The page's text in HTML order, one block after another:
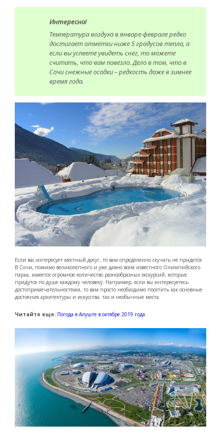
Интересно!
Температура воздуха в январе-феврале редко
достигает отметки ниже 5 градусов тепла, а
если вы успеете увидеть снег, то можете
считать, что вам повезло. Дело в том, что в
Сочи снежные осадки – редкость даже в зимнее
время года.
Если вас интересует местный досуг, то вам определенно скучать не придется.
В Сочи, помимо великолепного и уже давно всем известного Олимпийского
парка, имеется огромное количество разнообразных экскурсий, которые
придутся по душе каждому человеку. Например, если вы интересуетесь
достопримечательностями, то вам просто необходимо посетить как основные
достояния архитектуры и искусства, так и необычные места.
Читайте еще: Погода в Алуште в октябре 2019 года